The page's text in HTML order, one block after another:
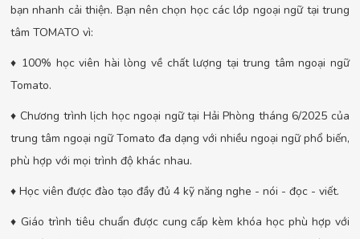
bạn nhanh cải thiện. Bạn nên chọn học các lớp ngoại ngữ tại trung
tâm TOMATO vì:
♦ 100% học viên hài lòng về chất lượng tại trung tâm ngoại ngữ
Tomato.
♦ Chương trình lịch học ngoại ngữ tại Hải Phòng tháng 6/2025 của
trung tâm ngoại ngữ Tomato đa dạng với nhiều ngoại ngữ phổ biến,
phù hợp với mọi trình độ khác nhau.
♦ Học viên được đào tạo đầy đủ 4 kỹ năng nghe - nói - đọc - viết.
♦ Giáo trình tiêu chuẩn được cung cấp kèm khóa học phù hợp với